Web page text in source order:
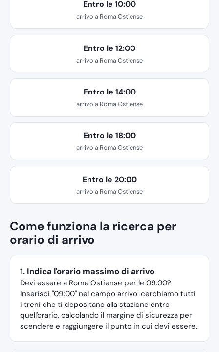
Entro le 10:00
arrivo a Roma Ostiense
Entro le 12:00
arrivo a Roma Ostiense
Entro le 14:00
arrivo a Roma Ostiense
Entro le 18:00
arrivo a Roma Ostiense
Entro le 20:00
arrivo a Roma Ostiense
Come funziona la ricerca per
orario di arrivo
1. Indica l'orario massimo di arrivo
Devi essere a Roma Ostiense per le 09:00?
Inserisci "09:00" nel campo arrivo: cerchiamo tutti
i treni che ti depositano alla stazione entro
quell'orario, calcolando il margine di sicurezza per
scendere e raggiungere il punto in cui devi essere.